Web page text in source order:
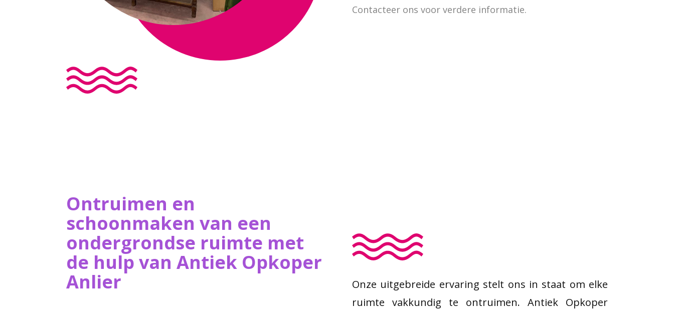
Contacteer ons voor verdere informatie.
Ontruimen en
schoonmaken van een
ondergrondse ruimte met
de hulp van ​Antiek Opkoper
Anlier
Onze uitgebreide ervaring stelt ons in staat om elke
ruimte vakkundig te ontruimen. Antiek Opkoper